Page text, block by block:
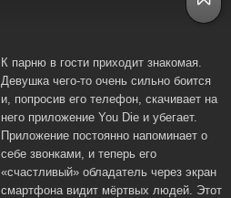
К парню в гости приходит знакомая.
Девушка чего-то очень сильно боится
и, попросив его телефон, скачивает на
него приложение You Die и убегает.
Приложение постоянно напоминает о
себе звонками, и теперь его
«счастливый» обладатель через экран
смартфона видит мёртвых людей. Этот